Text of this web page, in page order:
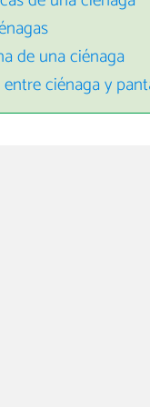
de una ciénaga
ciénaga y